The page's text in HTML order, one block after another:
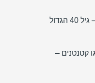
קטנטנים –